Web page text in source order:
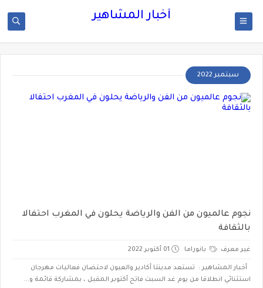
أخبار المشاهير
سبتمبر 2022
نجوم عالميون من الفن والرياضة يحلون في المغرب احتفالا
بالثقافة
غير معرف بانوراما 01 أكتوبر 2022
أخبار المشاهير : تستعد مدينتا أكادير والعيون لاحتضان فعاليات مهرجان
استثنائي انطلاقا من يوم غد السبت فاتح أكتوبر المقبل ، بمشاركة قائمة و...